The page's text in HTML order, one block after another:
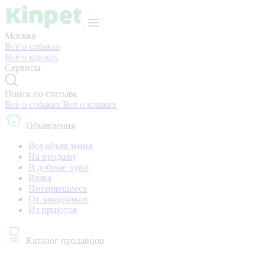
Москва
Всё о собаках
Всё о кошках
Сервисы
Поиск по статьям
Всё о собаках Всё о кошках
Объявления
Все объявления
На продажу
В добрые руки
Вязка
Потерявшиеся
От заводчиков
Из приютов
Каталог продавцов